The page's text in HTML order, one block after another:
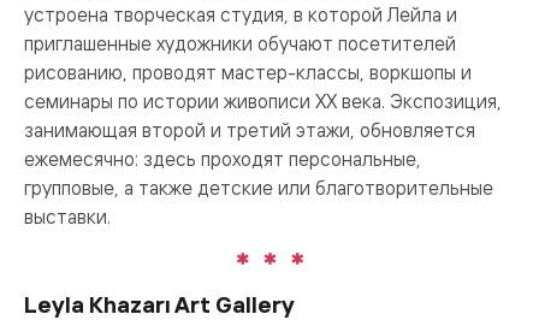
устроена творческая студия, в которой Лейла и
приглашенные художники обучают посетителей
рисованию, проводят мастер-классы, воркшопы и
семинары по истории живописи XX века. Экспозиция,
занимающая второй и третий этажи, обновляется
ежемесячно: здесь проходят персональные,
групповые, а также детские или благотворительные
выставки.
Leyla Khazarı Art Gallery